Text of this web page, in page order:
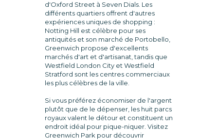
d'Oxford Street à Seven Dials. Les
différents quartiers offrent d'autres
expériences uniques de shopping :
Notting Hill est célèbre pour ses
antiquités et son marché de Portobello,
Greenwich propose d'excellents
marchés d'art et d'artisanat, tandis que
Westfield London City et Westfield
Stratford sont les centres commerciaux
les plus célèbres de la ville.
Si vous préférez économiser de l'argent
plutôt que de le dépenser, les huit parcs
royaux valent le détour et constituent un
endroit idéal pour pique-niquer. Visitez
Greenwich Park pour découvrir